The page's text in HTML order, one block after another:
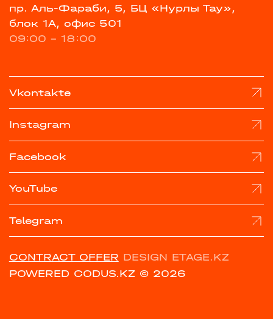
пр. Аль-Фараби, 5, БЦ «Нурлы Тау»,
блок 1А, офис 501
09:00 - 18:00
Vkontakte
Instagram
Facebook
YouTube
Telegram
CONTRACT OFFER DESIGN ETAGE.KZ
POWERED CODUS.KZ © 2026